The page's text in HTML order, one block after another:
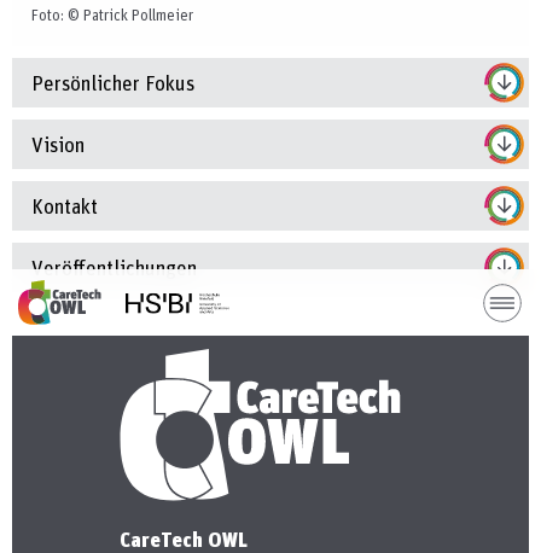
Foto: © Patrick Pollmeier
Persönlicher Fokus
Vision
Kontakt
Veröﬀentlichungen
CareTech OWL